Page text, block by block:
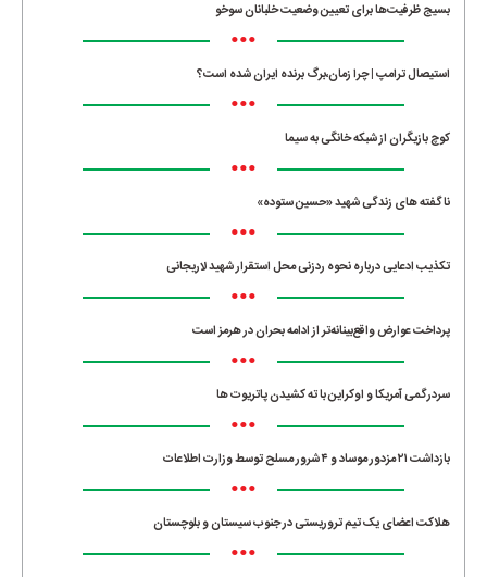
بسیج ظرفیت‌ها برای تعیین وضعیت خلبانان سوخو
•••
استیصال ترامپ | چرا زمان،برگ برنده ایران شده است؟
•••
کوچ بازیگران از شبکه خانگی به سیما
•••
ناگفته های زندگی شهید «حسین ستوده»
•••
تکذیب ادعایی درباره نحوه ردزنی محل استقرار شهید لاریجانی
•••
پرداخت عوارض واقع‌بینانه‌تر از ادامه بحران در هرمز است
•••
سردرگمی آمریکا و اوکراین با ته کشیدن پاتریوت ها
•••
بازداشت ۲۱ مزدور موساد و ۴ شرور مسلح توسط وزارت اطلاعات
•••
هلاکت اعضای یک تیم تروریستی در جنوب سیستان و بلوچستان
•••